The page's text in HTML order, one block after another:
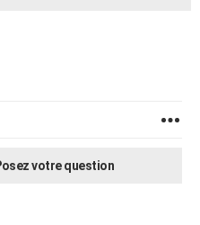
votre question